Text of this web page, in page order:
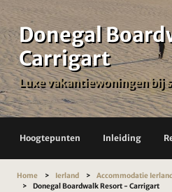
Donegal
Carrigart
Luxe vakantiewoningen bij
Hoogtepunten Inleiding
Home Ierland
Accommodatie Ierland
Donegal Boardwalk Resort - Carrigart